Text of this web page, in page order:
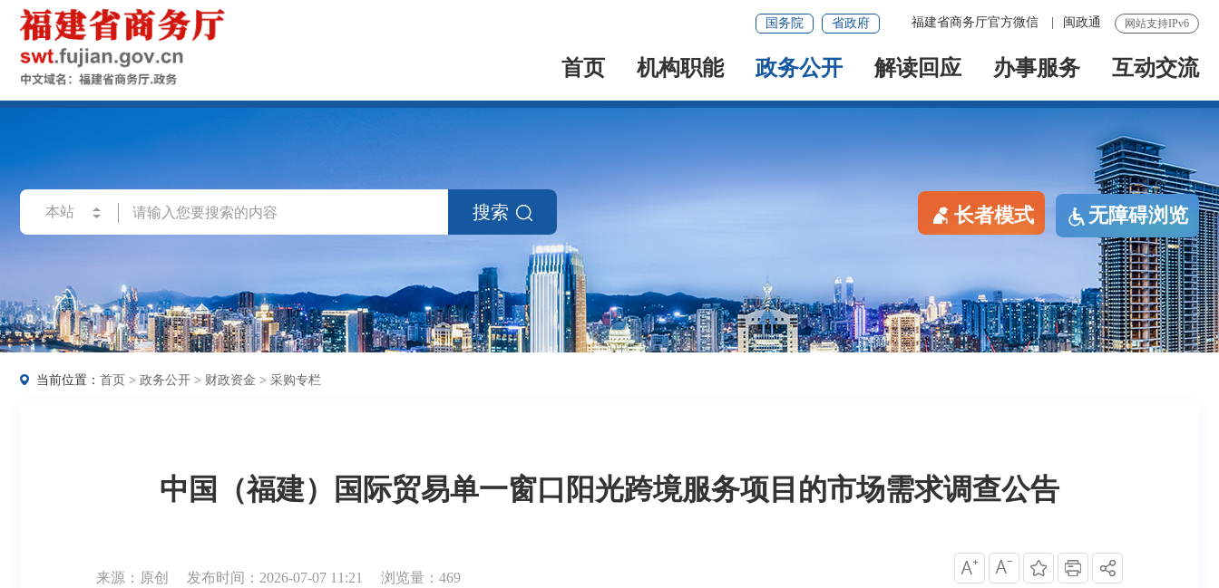
网站支持IPv6
福建省商务厅官方微信 闽政通
国务院 省政府
首页 机构职能 政务公开 解读回应 办事服务 互动交流
搜索 长者模式 无障碍浏览
当前位置： 首页 > 政务公开 > 财政资金 > 采购专栏
中国（福建）国际贸易单一窗口阳光跨境服务项目的市场需求调查公告
来源：原创 发布时间：2026-07-07 11:21 浏览量：469